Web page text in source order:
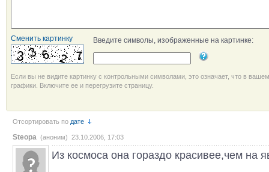
Сменить картинку Введите символы, изображенные на картинке:
Если вы не видите картинку с контрольными символами, это означает, что в
графики. Включите ее и перегрузите страницу.
Отсортировать по дате
Steopa (аноним) 23.10.2006, 17:03
Из космоса она гораздо красивее,чем на